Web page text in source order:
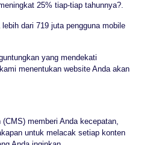
25% tiap-tiap tahunnya?.
dari 719 juta pengguna mobile
yang mendekati
menentukan website Anda akan
memberi Anda kecepatan,
untuk melacak setiap konten